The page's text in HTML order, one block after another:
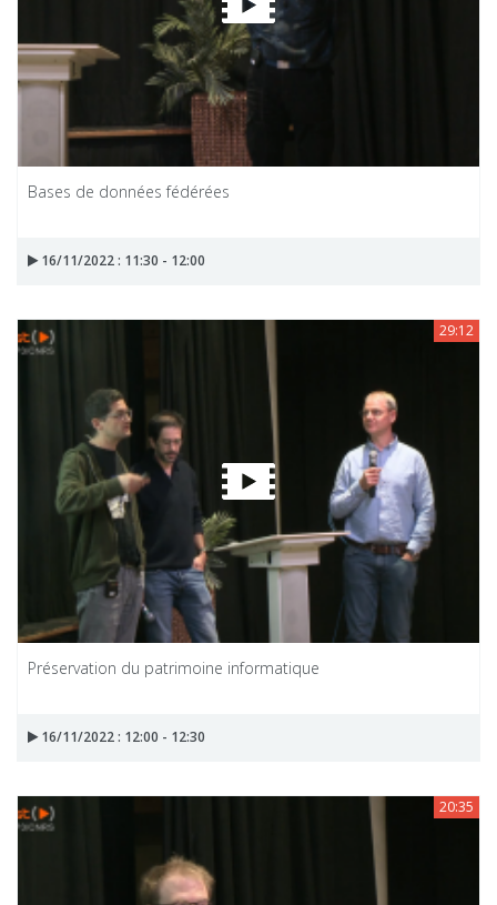
Bases de données fédérées
16/11/2022 : 11:30 - 12:00
29:12
Préservation du patrimoine informatique
16/11/2022 : 12:00 - 12:30
20:35